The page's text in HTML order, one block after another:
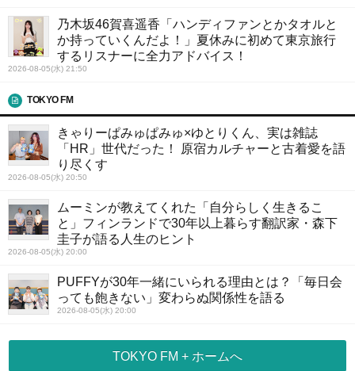
乃木坂46賀喜遥香「ハンディファンとかタオルと
か持っていくんだよ！」夏休みに初めて東京旅行
するリスナーに全力アドバイス！
2026-08-05(水) 21:50
TOKYO FM
きゃりーぱみゅぱみゅ×ゆとりくん、実は雑誌
「HR」世代だった！ 原宿カルチャーと古着愛を語
り尽くす
2026-08-05(水) 20:50
ムーミンが教えてくれた「自分らしく生きるこ
と」フィンランドで30年以上暮らす翻訳家・森下
圭子が語る人生のヒント
2026-08-05(水) 20:00
PUFFYが30年一緒にいられる理由とは？「毎日会
っても飽きない」変わらぬ関係性を語る
2026-08-05(水) 20:00
TOKYO FM + ホームへ